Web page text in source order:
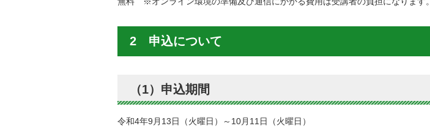
2 申込について
（1）申込期間
令和4年9月13日（火曜日）～10月11日（火曜日）